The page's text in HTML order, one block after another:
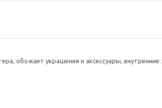
обожает украшения и аксессуары,